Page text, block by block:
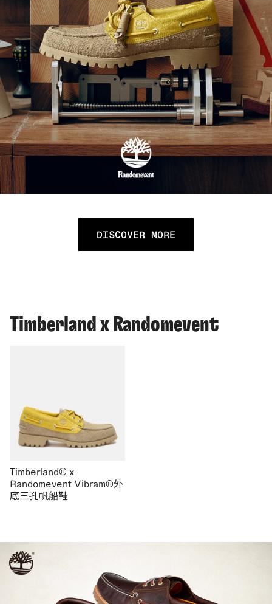
DISCOVER MORE
Timberland x Randomevent
Timberland® x
Randomevent Vibram®外
底三孔帆船鞋